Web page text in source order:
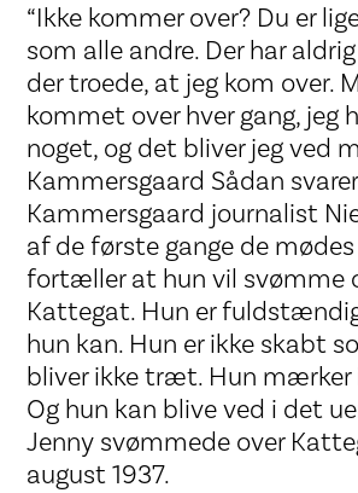
“Ikke kommer over? Du er
som alle andre. Der har
der troede, at jeg kom over.
kommet over hver gang, jeg
noget, og det bliver jeg ved
Kammersgaard Sådan
Kammersgaard journalist
af de første gange de
fortæller at hun vil svømme
Kattegat. Hun er
hun kan. Hun er ikke skabt
bliver ikke træt. Hun mærker
Og hun kan blive ved i det
Jenny svømmede over
august 1937.